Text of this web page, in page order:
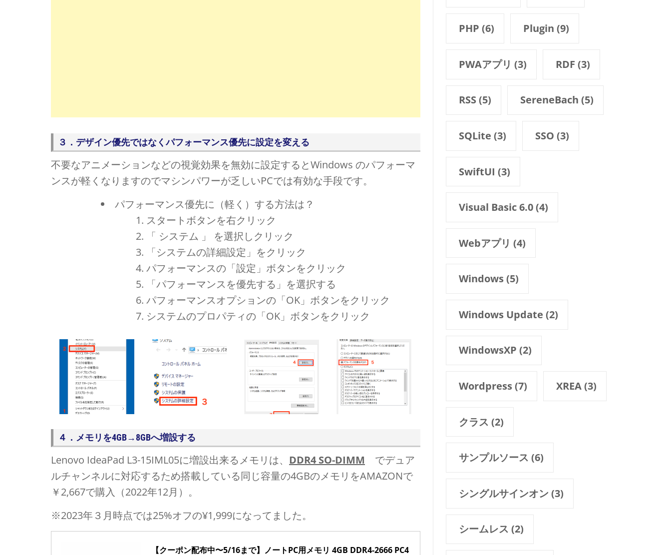
３．デザイン優先ではなくパフォーマンス優先に設定を変える
不要なアニメーションなどの視覚効果を無効に設定するとWindows のパフォーマ
ンスが軽くなりますのでマシンパワーが乏しいPCでは有効な手段です。
パフォーマンス優先に（軽く）する方法は？
スタートボタンを右クリック
「 システム 」 を選択しクリック
「システムの詳細設定」をクリック
パフォーマンスの「設定」ボタンをクリック
「パフォーマンスを優先する」を選択する
パフォーマンスオプションの「OK」ボタンをクリック
システムのプロパティの「OK」ボタンをクリック
４．メモリを4GB→8GBへ増設する
Lenovo IdeaPad L3-15IML05に増設出来るメモリは、 DDR4 SO-DIMM でデュア
ルチャンネルに対応するため搭載している同じ容量の4GBのメモリをAMAZONで
￥2,667で購入（2022年12月）。
※2023年３月時点では25%オフの¥1,999になってました。
【クーポン配布中〜5/16まで】ノートPC用メモリ 4GB DDR4-2666 PC4
PHP (6) Plugin (9)
PWAアプリ (3) RDF (3)
RSS(5) SereneBach (5)
SQLite (3) SSO (3)
SwiftUI (3)
Visual Basic 6.0(4)
Webアプリ (4)
Windows(5)
Windows Update (2)
WindowsXP (2)
Wordpress(7) XREA(3)
クラス (2)
サンプルソース (6)
シングルサインオン (3)
シームレス (2)